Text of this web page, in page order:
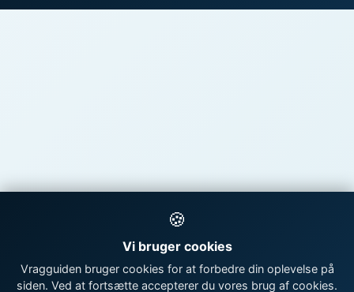
🍪
Vi bruger cookies
Vragguiden bruger cookies for at forbedre din oplevelse på
siden. Ved at fortsætte accepterer du vores brug af cookies.